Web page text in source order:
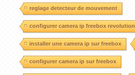
reglage detecteur de mouvement
configurer camera ip freebox revolution
installer une camera ip sur freebox
configurer camera ip sur freebox